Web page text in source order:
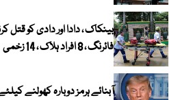
بینکاک ، دادا اور دادی کو
فائرنگ ، 8 افراد ہلاک ، 14 زخمی
آبنائے ہرمز دوبارہ کھولنے